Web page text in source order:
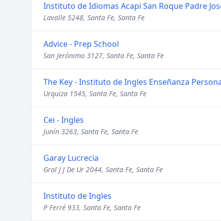
Instituto de Idiomas Acapi San Roque Padre
Lavalle 5248, Santa Fe, Santa Fe
Advice - Prep School
San Jerónimo 3127, Santa Fe, Santa Fe
The Key - Instituto de Ingles Enseñanza
Urquiza 1545, Santa Fe, Santa Fe
Cei - Ingles
Junín 3263, Santa Fe, Santa Fe
Garay Lucrecia
Gral J J De Ur 2044, Santa Fe, Santa Fe
Instituto de Ingles
P Ferré 933, Santa Fe, Santa Fe